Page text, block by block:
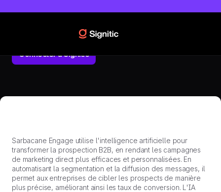
Sarbacane Engage
Enrichissez vos séquences Sarbacane Engage avec des
signatures email cohérentes..
Connecter à Signitic
Sarbacane Engage utilise l'intelligence artificielle pour
transformer la prospection B2B, en rendant les campagnes
de marketing direct plus efficaces et personnalisées. En
automatisant la segmentation et la diffusion des messages, il
permet aux entreprises de cibler les prospects de manière
plus précise, améliorant ainsi les taux de conversion. L'IA